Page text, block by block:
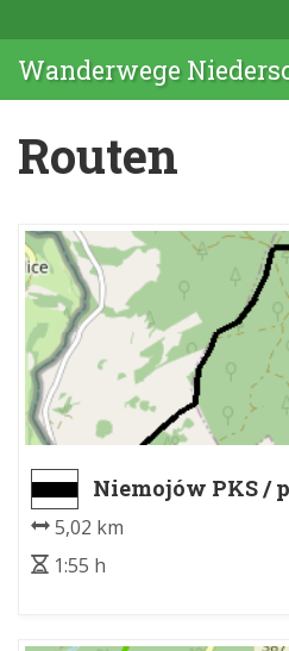
Wanderwege
Routen
Niemojów PKS /
- Solna
5,02 km
1:55 h